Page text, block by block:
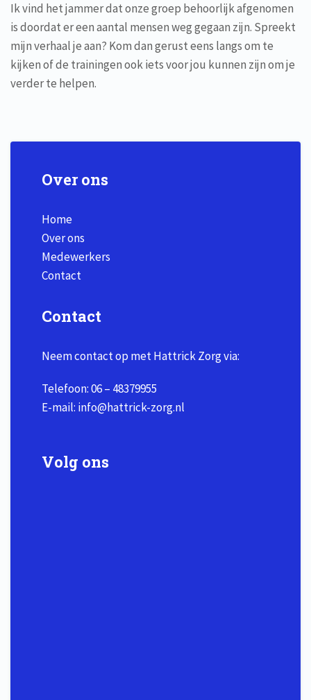
Ik vind het jammer dat onze groep behoorlijk afgenomen
is doordat er een aantal mensen weg gegaan zijn. Spreekt
mijn verhaal je aan? Kom dan gerust eens langs om te
kijken of de trainingen ook iets voor jou kunnen zijn om je
verder te helpen.
Over ons
Home
Over ons
Medewerkers
Contact
Contact
Neem contact op met Hattrick Zorg via:
Telefoon:06 – 48379955
E-mail: info@hattrick-zorg.nl
Volg ons